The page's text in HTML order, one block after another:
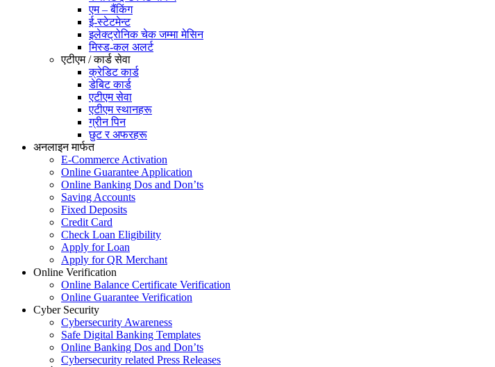
एम – बैंकिंग
ई-स्टेटमेन्ट
इलेक्ट्रोनिक चेक जम्मा मेसिन
मिस्ड-कल अलर्ट
एटीएम / कार्ड सेवा
क्रेडिट कार्ड
डेबिट कार्ड
एटीएम सेवा
एटीएम स्थानहरू
ग्रीन पिन
छुट र अफरहरू
अनलाइन मार्फत
E-Commerce Activation
Online Guarantee Application
Online Banking Dos and Don’ts
Saving Accounts
Fixed Deposits
Credit Card
Check Loan Eligibility
Apply for Loan
Apply for QR Merchant
Online Verification
Online Balance Certificate Verification
Online Guarantee Verification
Cyber Security
Cybersecurity Awareness
Safe Digital Banking Templates
Online Banking Dos and Don’ts
Cybersecurity related Press Releases